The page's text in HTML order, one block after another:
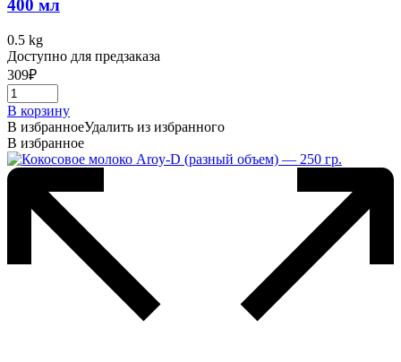
400 мл
0.5 kg
Доступно для предзаказа
309₽
В корзину
В избранноеУдалить из избранного
В избранное